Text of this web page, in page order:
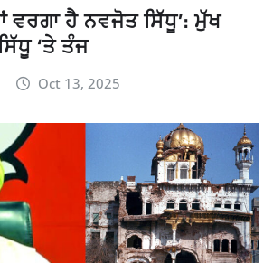
ਵਰਗਾ ਹੈ ਨਵਜੋਤ ਸਿੱਧੂ’: ਮੁੱਖ
‘ਤੇ ਤੰਜ
Oct 13, 2025